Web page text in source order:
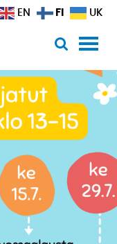
EN FI UK